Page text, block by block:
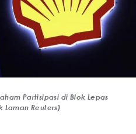
Partisipasi di Blok Lepas
Laman Reuters)